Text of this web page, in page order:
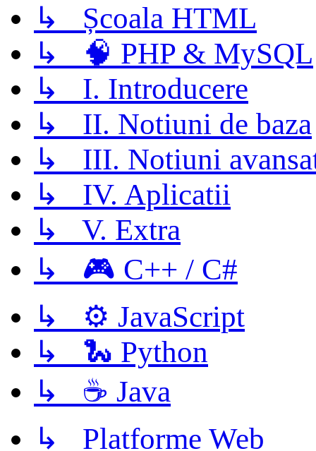
↳ Școala HTML
↳ 🧠 PHP & MySQL
↳ I. Introducere
↳ II. Notiuni de baza
↳ III. Notiuni
↳ IV. Aplicatii
↳ V. Extra
↳ 🎮 C++ / C#
↳ ⚙️ JavaScript
↳ 🐍 Python
↳ ☕ Java
↳ Platforme Web